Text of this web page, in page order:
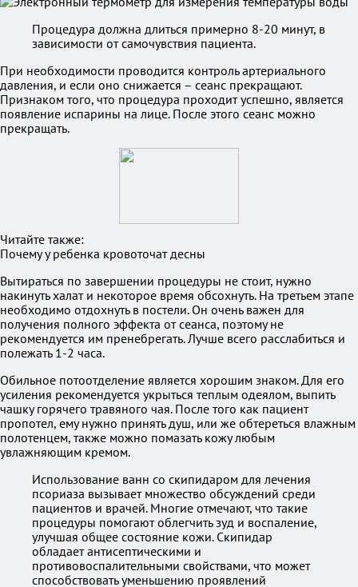
Процедура должна длиться примерно 8-20 минут, в
зависимости от самочувствия пациента.
При необходимости проводится контроль артериального
давления, и если оно снижается – сеанс прекращают.
Признаком того, что процедура проходит успешно, является
появление испарины на лице. После этого сеанс можно
прекращать.
Читайте также:
Почему у ребенка кровоточат десны
Вытираться по завершении процедуры не стоит, нужно
накинуть халат и некоторое время обсохнуть. На третьем этапе
необходимо отдохнуть в постели. Он очень важен для
получения полного эффекта от сеанса, поэтому не
рекомендуется им пренебрегать. Лучше всего расслабиться и
полежать 1-2 часа.
Обильное потоотделение является хорошим знаком. Для его
усиления рекомендуется укрыться теплым одеялом, выпить
чашку горячего травяного чая. После того как пациент
пропотел, ему нужно принять душ, или же обтереться влажным
полотенцем, также можно помазать кожу любым
увлажняющим кремом.
Использование ванн со скипидаром для лечения
псориаза вызывает множество обсуждений среди
пациентов и врачей. Многие отмечают, что такие
процедуры помогают облегчить зуд и воспаление,
улучшая общее состояние кожи. Скипидар
обладает антисептическими и
противовоспалительными свойствами, что может
способствовать уменьшению проявлений